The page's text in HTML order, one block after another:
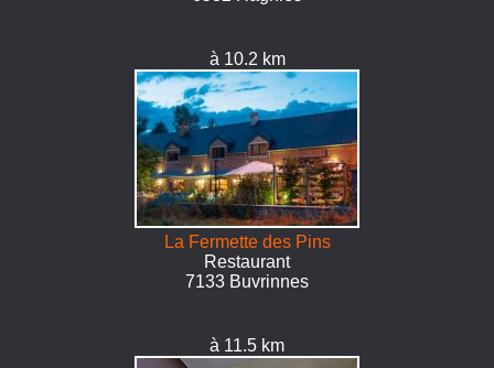
à 10.2 km
La Fermette des Pins
Restaurant
7133 Buvrinnes
à 11.5 km